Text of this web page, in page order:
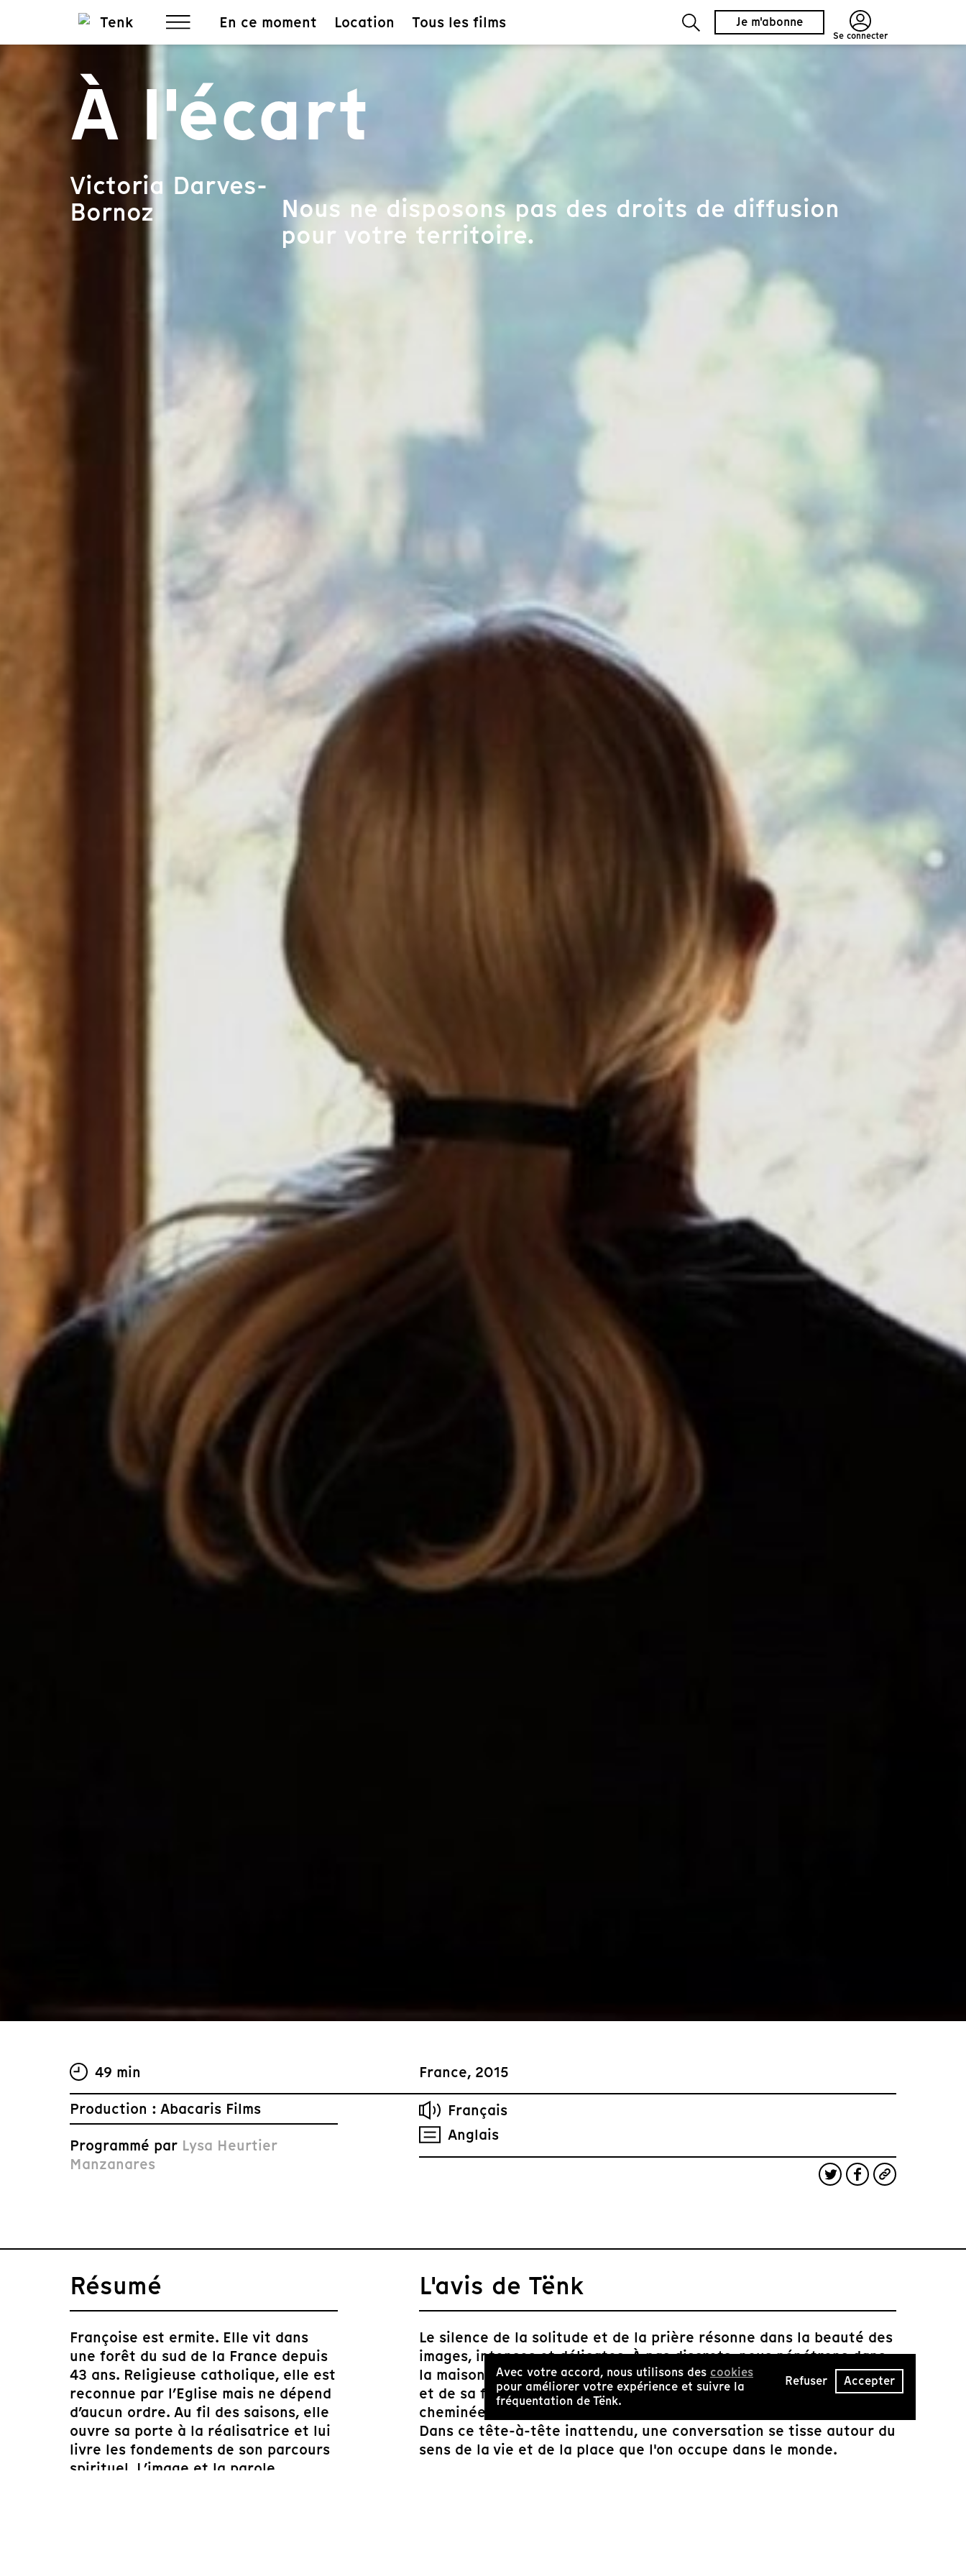
En ce moment Location Tous les films Je m'abonne
Se connecter
À l'écart
Victoria Darves-
Bornoz Nous ne disposons pas des droits de diffusion
pour votre territoire.
49 min
France, 2015
Production : Abacaris Films
Programmé par Lysa Heurtier
Manzanares
Français
Anglais
Résumé
Françoise est ermite. Elle vit dans
une forêt du sud de la France depuis
43 ans. Religieuse catholique, elle est
reconnue par l’Eglise mais ne dépend
d’aucun ordre. Au fil des saisons, elle
ouvre sa porte à la réalisatrice et lui
livre les fondements de son parcours
spirituel. L’image et la parole
L'avis de Tënk
Le silence de la solitude et de la prière résonne dans la beauté des
images, intenses et délicates. À pas discrets, nous pénétrons dans
la maison de cette femme retirée du monde, au cœur de la nature
et de sa foi. Et dans la lumière chaude et intime du feu de
cheminée, les questions brûlantes sur la vie d'ascèse sont posées.
Dans ce tête-à-tête inattendu, une conversation se tisse autour du
sens de la vie et de la place que l'on occupe dans le monde.
Avec votre accord, nous utilisons des cookies
pour améliorer votre expérience et suivre la
fréquentation de Tënk.
Refuser Accepter